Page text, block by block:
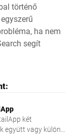
történő
ha nem
segít
két
együtt vagy külön-